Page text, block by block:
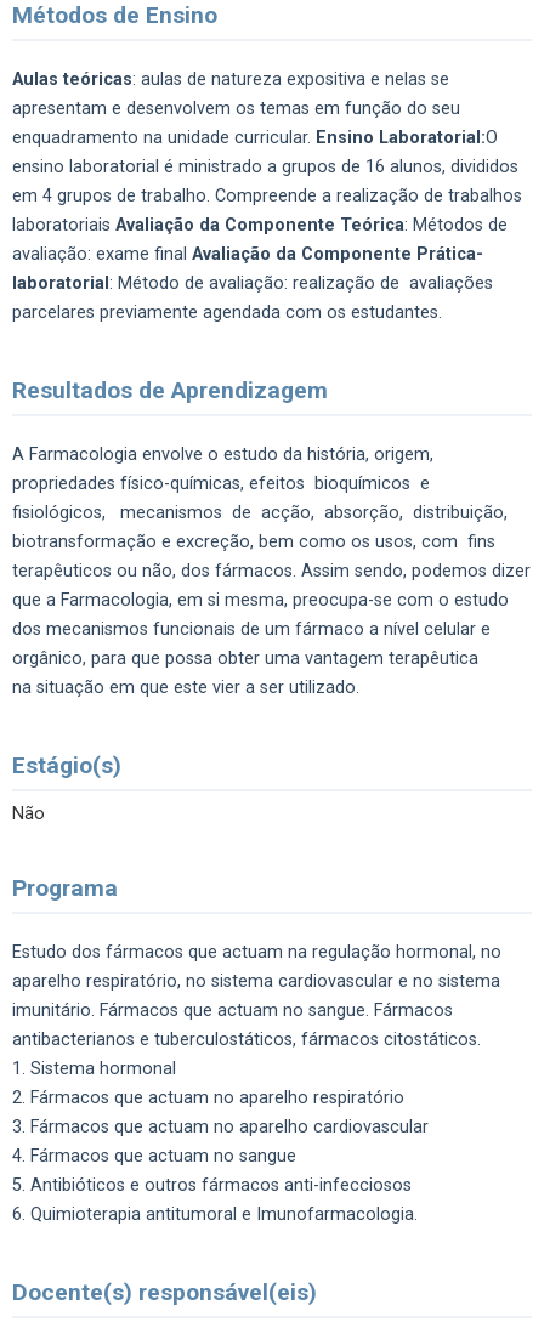
Métodos de Ensino
Aulas teóricas: aulas de natureza expositiva e nelas se
apresentam e desenvolvem os temas em função do seu
enquadramento na unidade curricular. Ensino Laboratorial:O
ensino laboratorial é ministrado a grupos de 16 alunos, divididos
em 4 grupos de trabalho. Compreende a realização de trabalhos
laboratoriais Avaliação da Componente Teórica: Métodos de
avaliação: exame final Avaliação da Componente Prática-
laboratorial : Método de avaliação: realização de avaliações
parcelares previamente agendada com os estudantes.
Resultados de Aprendizagem
A Farmacologia envolve o estudo da história, origem,
propriedades físico-químicas, efeitos bioquímicos e
fisiológicos, mecanismos de acção, absorção, distribuição,
biotransformação e excreção, bem como os usos, com fins
terapêuticos ou não, dos fármacos. Assim sendo, podemos dizer
que a Farmacologia, em si mesma, preocupa-se com o estudo
dos mecanismos funcionais de um fármaco a nível celular e
orgânico, para que possa obter uma vantagem terapêutica
na situação em que este vier a ser utilizado.
Estágio(s)
Não
Programa
Estudo dos fármacos que actuam na regulação hormonal, no
aparelho respiratório, no sistema cardiovascular e no sistema
imunitário. Fármacos que actuam no sangue. Fármacos
antibacterianos e tuberculostáticos, fármacos citostáticos.
1. Sistema hormonal
2. Fármacos que actuam no aparelho respiratório
3. Fármacos que actuam no aparelho cardiovascular
4. Fármacos que actuam no sangue
5. Antibióticos e outros fármacos anti-infecciosos
6. Quimioterapia antitumoral e Imunofarmacologia.
Docente(s) responsável(eis)